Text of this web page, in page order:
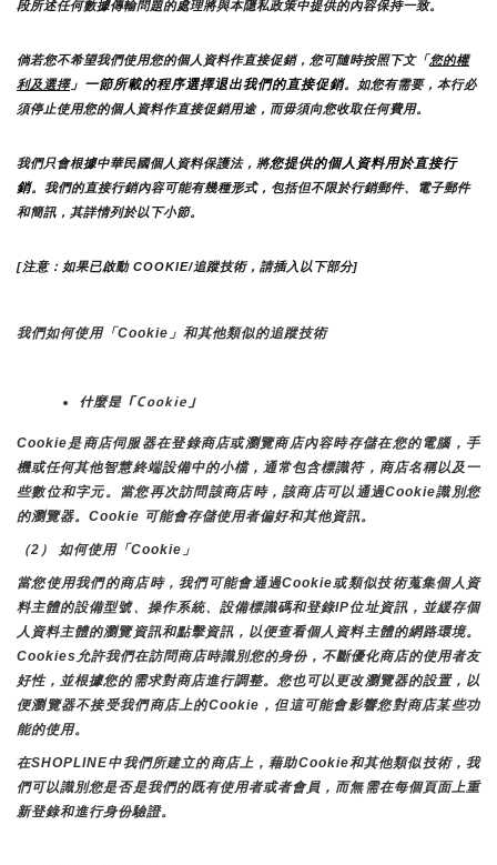
段所述任何數據傳輸問題的處理將與本隱私政策中提供的內容保持一致。
倘若您不希望我們使用您的個人資料作直接促銷，您可隨時按照下文「您的權
利及選擇」一節所載的程序選擇退出我們的直接促銷。如您有需要，本行必
須停止使用您的個人資料作直接促銷用途，而毋須向您收取任何費用。
我們只會根據中華民國個人資料保護法，將您提供的個人資料用於直接行
銷。我們的直接行銷內容可能有幾種形式，包括但不限於行銷郵件、電子郵件
和簡訊，其詳情列於以下小節。
[注意：如果已啟動 COOKIE/追蹤技術，請插入以下部分]
我們如何使用「Cookie」和其他類似的追蹤技術
什麼是「Cookie」
Cookie是商店伺服器在登錄商店或瀏覽商店內容時存儲在您的電腦，手
機或任何其他智慧終端設備中的小檔，通常包含標識符，商店名稱以及一
些數位和字元。當您再次訪問該商店時，該商店可以通過Cookie識別您
的瀏覽器。Cookie 可能會存儲使用者偏好和其他資訊。
（2） 如何使用「Cookie」
當您使用我們的商店時，我們可能會通過Cookie或類似技術蒐集個人資
料主體的設備型號、操作系統、設備標識碼和登錄IP位址資訊，並緩存個
人資料主體的瀏覽資訊和點擊資訊，以便查看個人資料主體的網路環境。
Cookies允許我們在訪問商店時識別您的身份，不斷優化商店的使用者友
好性，並根據您的需求對商店進行調整。您也可以更改瀏覽器的設置，以
便瀏覽器不接受我們商店上的Cookie，但這可能會影響您對商店某些功
能的使用。
在SHOPLINE中我們所建立的商店上，藉助Cookie和其他類似技術，我
們可以識別您是否是我們的既有使用者或者會員，而無需在每個頁面上重
新登錄和進行身份驗證。